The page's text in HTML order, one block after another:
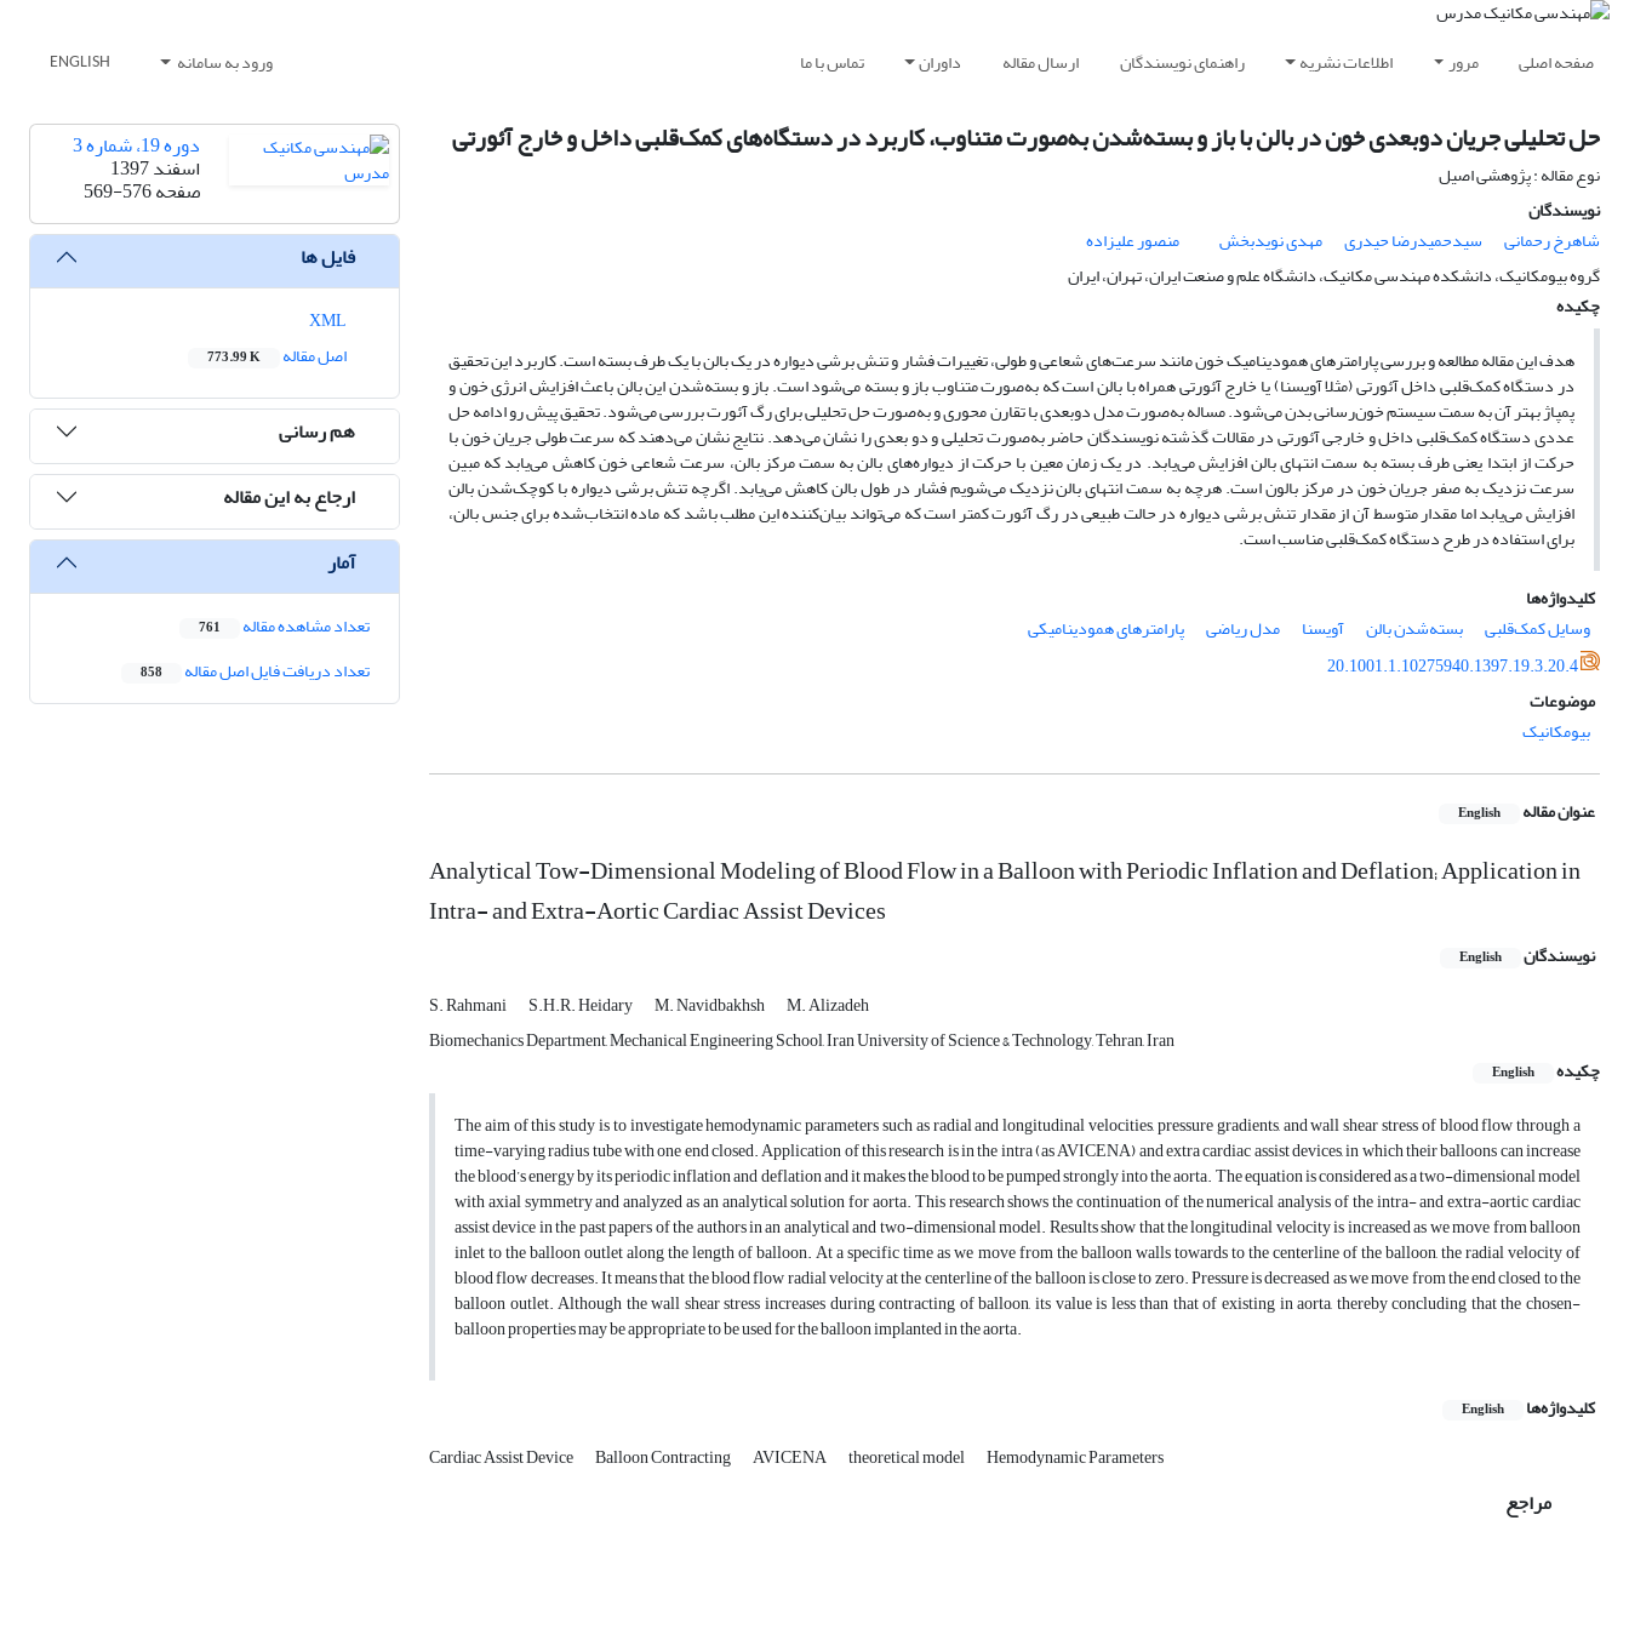
صفحه اصلی مرور اطلاعات نشریه راهنمای نویسندگان ارسال مقاله داوران تماس با ما ورود به سامانه ENGLISH
حل تحلیلی جریان دوبعدی خون در بالن با باز و بسته‌شدن به‌‌صورت متناوب، کاربرد در دستگاه‌های کمک‌قلبی داخل و خارج آئورتی
نوع مقاله : پژوهشی اصیل
نویسندگان
شاهرخ رحمانی
سیدحمیدرضا حیدری مهدی نویدبخش
منصور علیزاده
گروه بیومکانیک، دانشکده مهندسی مکانیک، دانشگاه علم‌ و‌ صنعت ایران، تهران، ایران
چکیده
هدف این مقاله مطالعه و بررسی پارامترهای همودینامیک خون مانند سرعت‌های شعاعی و طولی، تغییرات فشار و تنش برشی دیواره در یک بالن با یک طرف بسته است. کاربرد این تحقیق
در دستگاه کمک‌قلبی داخل آئورتی (مثلا آویسنا) یا خارج آئورتی همراه با بالن است که به‌صورت متناوب باز و بسته می‌شود است. باز و بسته‌شدن این بالن باعث افزایش انرژی خون و
پمپاژ بهتر آن به سمت سیستم خون‌رسانی بدن می‌شود. مساله به‌صورت مدل دوبعدی با تقارن محوری و به‌صورت حل تحلیلی برای رگ آئورت بررسی می‌شود. تحقیق پیش رو ادامه‌ حل
عددی دستگاه کمک‌قلبی داخل و خارجی آئورتی در مقالات گذشته‌ نویسندگان حاضر به‌صورت تحلیلی و دو بعدی را نشان می‌دهد. نتایج نشان می‌دهند که سرعت طولی جریان خون با
حرکت از ابتدا یعنی طرف بسته به سمت انتهای بالن افزایش می‌یابد. در یک زمان معین با حرکت از دیواره‌های بالن به سمت مرکز بالن، سرعت شعاعی خون کاهش می‌یابد که مبین
سرعت نزدیک به صفر جریان خون در مرکز بالون است. هرچه به سمت انتهای بالن نزدیک می‌شویم فشار در طول بالن کاهش می‌یابد. اگرچه تنش برشی دیواره با کوچک‌شدن بالن
افزایش می‌یابد اما مقدار متوسط آن از مقدار تنش برشی دیواره در حالت طبیعی در رگ آئورت کمتر است که می‌تواند بیان‌کننده این مطلب باشد که ماده انتخاب‌شده برای جنس بالن،
برای استفاده در طرح دستگاه کمک‌قلبی مناسب است.
کلیدواژه‌ها
وسایل کمک‌قلبی
بسته‌شدن بالن آویسنا مدل ریاضی
پارامترهای همودینامیکی
20.1001.1.10275940.1397.19.3.20.4
موضوعات
بیومکانیک
عنوان مقاله English
Analytical Tow-Dimensional Modeling of Blood Flow in a Balloon with Periodic Inflation and Deflation; Application in
Intra- and Extra-Aortic Cardiac Assist Devices
نویسندگان English
S. Rahmani S.H.R. Heidary M. Navidbakhsh
M. Alizadeh
Biomechanics Department, Mechanical Engineering School, Iran University of Science & Technology, Tehran, Iran
چکیده
English
The aim of this study is to investigate hemodynamic parameters such as radial and longitudinal velocities, pressure gradients, and wall shear stress of blood flow through a
time-varying radius tube with one end closed. Application of this research is in the intra (as AVICENA) and extra cardiac assist devices, in which their balloons can increase
the blood’s energy by its periodic inflation and deflation and it makes the blood to be pumped strongly into the aorta. The equation is considered as a two-dimensional model
with axial symmetry and analyzed as an analytical solution for aorta. This research shows the continuation of the numerical analysis of the intra- and extra-aortic cardiac
assist device in the past papers of the authors in an analytical and two-dimensional model. Results show that the longitudinal velocity is increased as we move from balloon
inlet to the balloon outlet along the length of balloon. At a specific time as we move from the balloon walls towards to the centerline of the balloon, the radial velocity of
blood flow decreases. It means that the blood flow radial velocity at the centerline of the balloon is close to zero. Pressure is decreased as we move from the end closed to the
balloon outlet. Although the wall shear stress increases during contracting of balloon, its value is less than that of existing in aorta, thereby concluding that the chosen-
balloon properties may be appropriate to be used for the balloon implanted in the aorta.
کلیدواژه‌ها English
Cardiac Assist Device Balloon Contracting AVICENA theoretical model Hemodynamic Parameters
مراجع
دوره 19، شماره 3
اسفند 1397
صفحه569-576
فایل ها
اصل مقاله
773.99 K
هم رسانی
ارجاع به این مقاله
آمار
تعداد مشاهده مقاله 761
تعداد دریافت فایل اصل مقاله 858